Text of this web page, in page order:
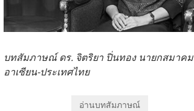
บทสัมภาษณ์ ดร. จิตริยา ปิ่นทอง นายกสมาคม
อาเซียน-ประเทศไทย
อ่านบทสัมภาษณ์